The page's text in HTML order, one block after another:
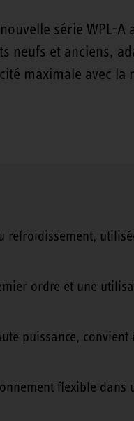
série WPL-A
neufs et anciens,
maximale avec la
refroidissement,
ordre et une
puissance, convient
flexible dans